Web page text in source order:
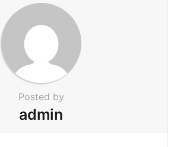
Posted by
admin